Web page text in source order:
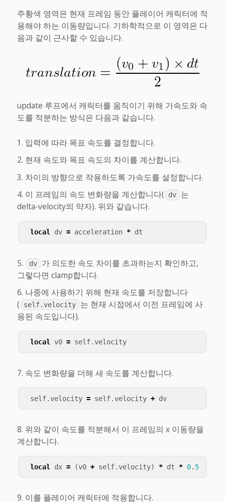
주황색 영역은 현재 프레임 동안 플레이어 캐릭터에 적
용해야 하는 이동량입니다. 기하학적으로 이 영역은 다
음과 같이 근사할 수 있습니다.
update 루프에서 캐릭터를 움직이기 위해 가속도와 속
도를 적분하는 방식은 다음과 같습니다.
입력에 따라 목표 속도를 결정합니다.
현재 속도와 목표 속도의 차이를 계산합니다.
차이의 방향으로 작용하도록 가속도를 설정합니다.
이 프레임의 속도 변화량을 계산합니다(
dv
는
delta-velocity의 약자). 위와 같습니다.
local dv = acceleration * dt
dv
가 의도한 속도 차이를 초과하는지 확인하고,
그렇다면 clamp합니다.
나중에 사용하기 위해 현재 속도를 저장합니다
(
self.velocity
는 현재 시점에서 이전 프레임에 사
용된 속도입니다).
local v0 = self.velocity
속도 변화량을 더해 새 속도를 계산합니다.
self.velocity = self.velocity + dv
위와 같이 속도를 적분해서 이 프레임의 x 이동량을
계산합니다.
local dx = (v0 + self.velocity) * dt * 0. 5
이를 플레이어 캐릭터에 적용합니다.